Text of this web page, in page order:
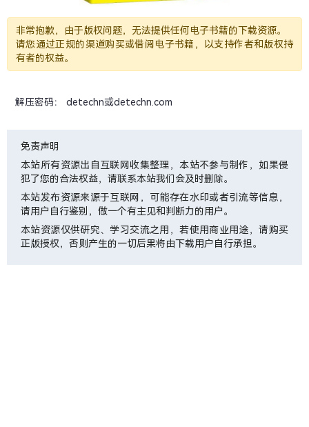
非常抱歉，由于版权问题，无法提供任何电子书籍的下载资源。
请您通过正规的渠道购买或借阅电子书籍，以支持作者和版权持
有者的权益。
解压密码： detechn或detechn.com
免责声明
本站所有资源出自互联网收集整理，本站不参与制作，如果侵
犯了您的合法权益，请联系本站我们会及时删除。
本站发布资源来源于互联网，可能存在水印或者引流等信息，
请用户自行鉴别，做一个有主见和判断力的用户。
本站资源仅供研究、学习交流之用，若使用商业用途，请购买
正版授权，否则产生的一切后果将由下载用户自行承担。